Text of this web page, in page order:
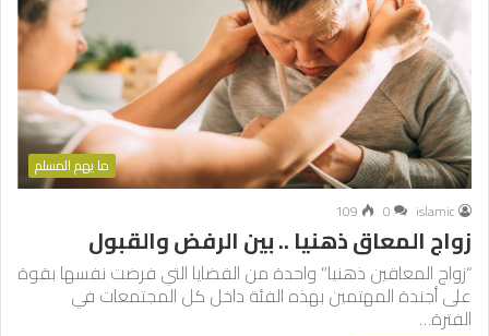
ما يهم المسلم
islamic
0
109
زواج المعاق ذهنيا .. بين الرفض والقبول
“زواج المعاقين ذهنيا” واحدة من القضايا التي فرضت نفسها بقوة
على أجندة المهتمين بهذه الفئة داخل كل المجتمعات في
الفترة…